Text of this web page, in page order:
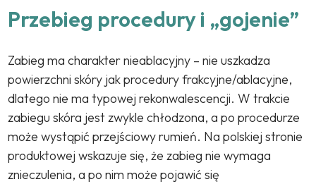
Przebieg procedury i „gojenie”
Zabieg ma charakter nieablacyjny – nie uszkadza
powierzchni skóry jak procedury frakcyjne/ablacyjne,
dlatego nie ma typowej rekonwalescencji. W trakcie
zabiegu skóra jest zwykle chłodzona, a po procedurze
może wystąpić przejściowy rumień. Na polskiej stronie
produktowej wskazuje się, że zabieg nie wymaga
znieczulenia, a po nim może pojawić się